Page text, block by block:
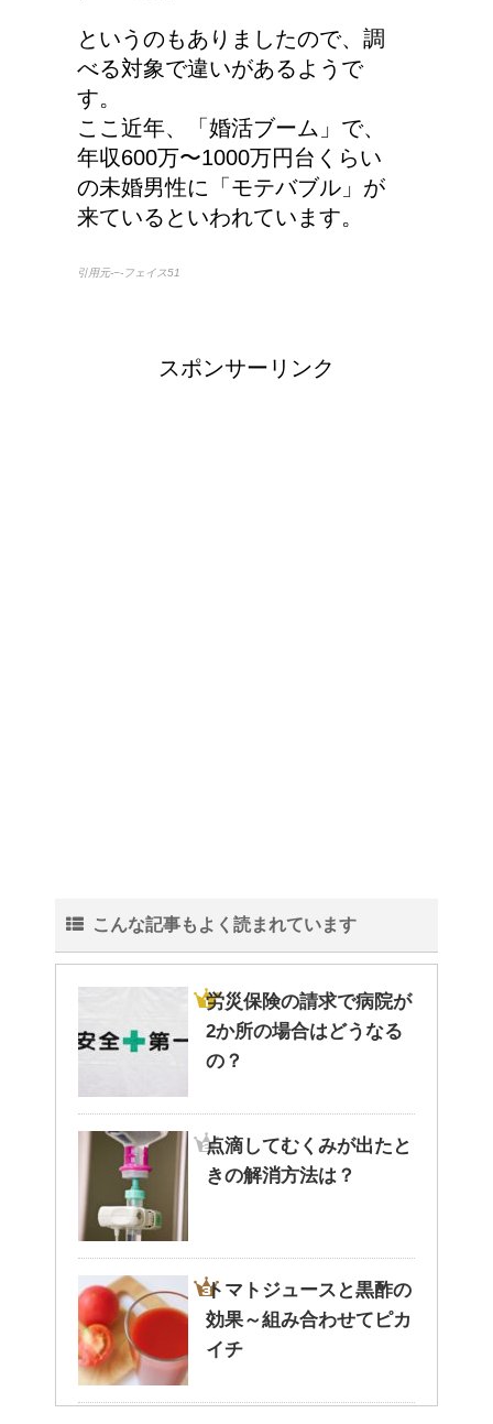
というのもありましたので、調
べる対象で違いがあるようで
す。
ここ近年、「婚活ブーム」で、
年収600万〜1000万円台くらい
の未婚男性に「モテバブル」が
来ているといわれています。
引用元-−-フェイス51
スポンサーリンク
こんな記事もよく読まれています
労災保険の請求で病院が
2か所の場合はどうなる
の？
点滴してむくみが出たと
きの解消方法は？
トマトジュースと黒酢の
効果～組み合わせてピカ
イチ